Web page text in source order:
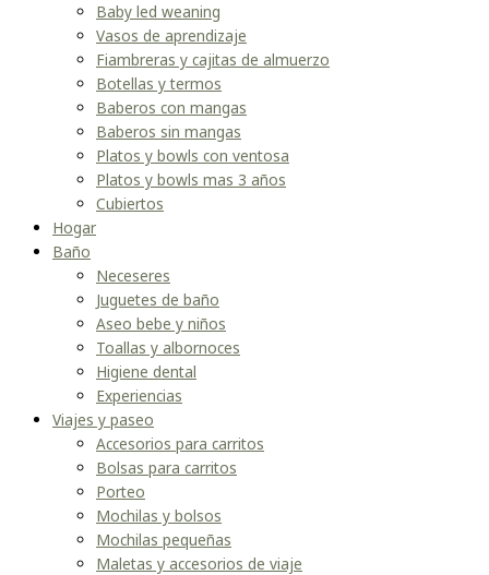
Baby led weaning
Vasos de aprendizaje
Fiambreras y cajitas de almuerzo
Botellas y termos
Baberos con mangas
Baberos sin mangas
Platos y bowls con ventosa
Platos y bowls mas 3 años
Cubiertos
Hogar
Baño
Neceseres
Juguetes de baño
Aseo bebe y niños
Toallas y albornoces
Higiene dental
Experiencias
Viajes y paseo
Accesorios para carritos
Bolsas para carritos
Porteo
Mochilas y bolsos
Mochilas pequeñas
Maletas y accesorios de viaje